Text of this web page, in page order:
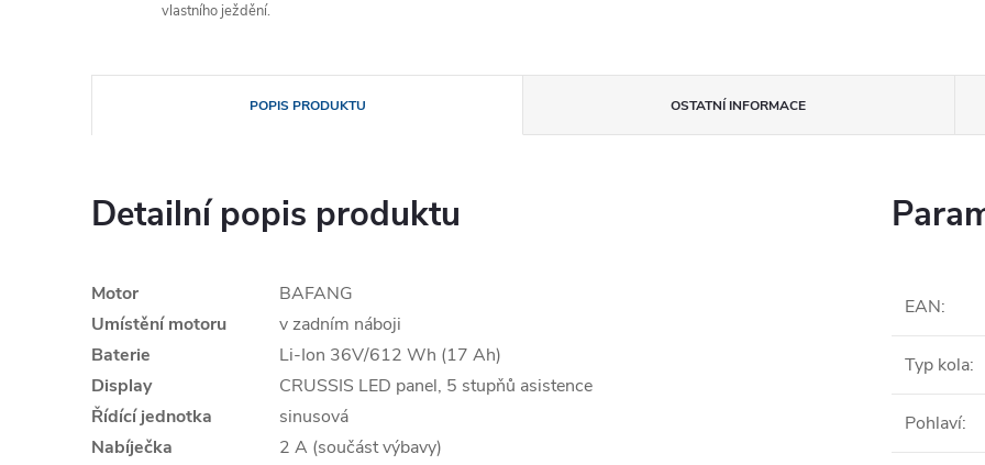
vlastního ježdění.
POPIS PRODUKTU OSTATNÍ INFORMACE
Detailní popis produktu
Motor
BAFANG
Umístění motoru
v zadním náboji
Baterie
Li-Ion 36V/612 Wh (17 Ah)
Display
CRUSSIS LED panel, 5 stupňů asistence
Řídící jednotka
sinusová
Nabíječka
2 A (součást výbavy)
EAN:
Typ kola:
Pohlaví: